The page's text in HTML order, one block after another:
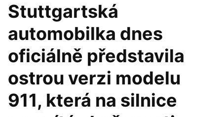
Stuttgartská
automobilka dnes
oficiálně představila
ostrou verzi modelu
911, která na silnice